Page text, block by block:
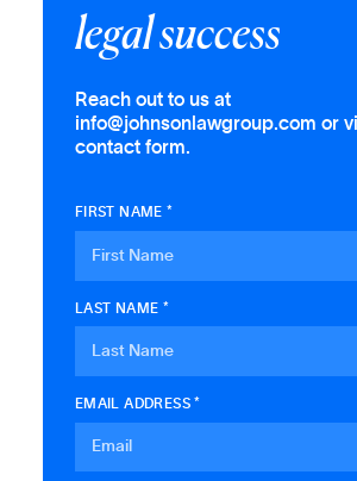
legalsuccess
Reach out to us at
info@johnsonlawgroup.com or
contact form.
FIRST NAME *
LAST NAME *
EMAIL ADDRESS *